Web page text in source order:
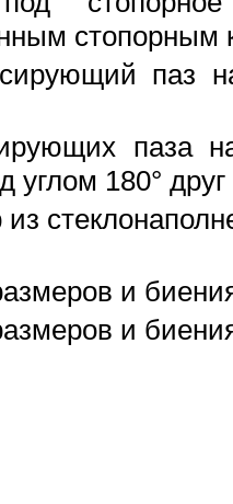
стопорным
паз
паза
углом 180° друг
из
и
и